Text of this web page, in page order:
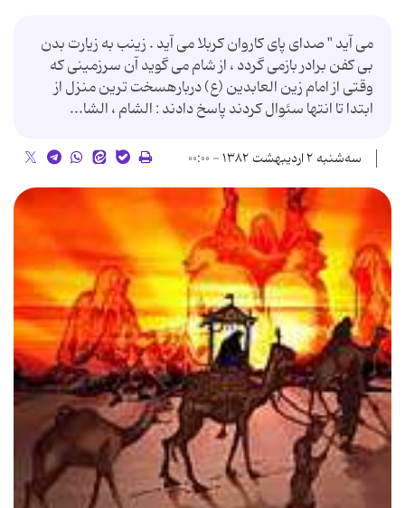
می آید " صدای پای کاروان کربلا می آید . زینب به زیارت بدن
بی کفن برادر بازمی گردد ، از شام می گوید آن سرزمینی که
وقتی از امام زین العابدین (ع) دربارهسخت ترین منزل از
ابتدا تا انتها سئوال کردند پاسخ دادند : الشام ، الشا...
سه‌شنبه ۲ اردیبهشت ۱۳۸۲ - ۰۰:۰۰